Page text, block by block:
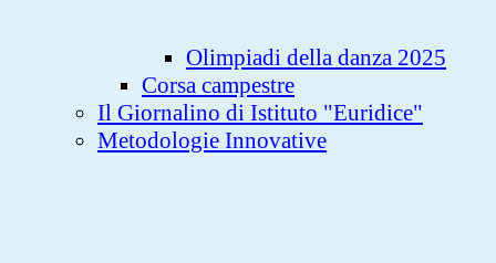
Olimpiadi della danza 2025
Corsa campestre
Il Giornalino di Istituto "Euridice"
Metodologie Innovative